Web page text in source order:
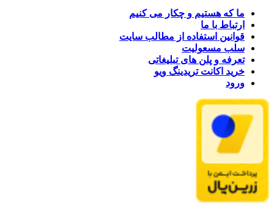
ما که هستیم و چکار می کنیم
ارتباط با ما
قوانین استفاده از مطالب سایت
سلب مسعولیت
تعرفه و پلن های تبلیغاتی
خرید اکانت تریدینگ ویو
ورود